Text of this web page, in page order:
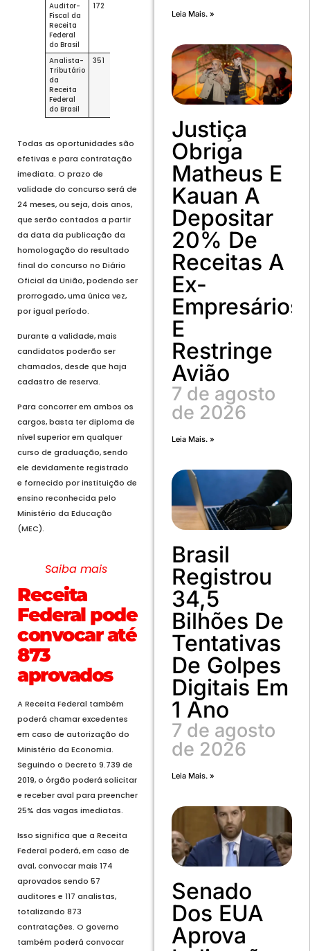
Auditor-
Fiscal da
Receita
Federal
do Brasil
172
Analista-
Tributário
da
Receita
Federal
do Brasil
351 94 469
Todas as oportunidades são
efetivas e para contratação
imediata. O prazo de
validade do concurso será de
24 meses, ou seja, dois anos,
que serão contados a partir
da data da publicação da
homologação do resultado
final do concurso no Diário
Oficial da União, podendo ser
prorrogado, uma única vez,
por igual período.
Durante a validade, mais
candidatos poderão ser
chamados, desde que haja
cadastro de reserva.
Para concorrer em ambos os
cargos, basta ter diploma de
nível superior em qualquer
curso de graduação, sendo
ele devidamente registrado
e fornecido por instituição de
ensino reconhecida pelo
Ministério da Educação
(MEC).
Saiba mais
Receita
Federal pode
convocar até
873
aprovados
A Receita Federal também
poderá chamar excedentes
em caso de autorização do
Ministério da Economia.
Seguindo o Decreto 9.739 de
2019, o órgão poderá solicitar
e receber aval para preencher
25% das vagas imediatas.
Isso significa que a Receita
Federal poderá, em caso de
aval, convocar mais 174
aprovados sendo 57
auditores e 117 analistas,
totalizando 873
contratações. O governo
também poderá convocar
Leia Mais. »
Justiça
Obriga
Matheus E
Kauan A
Depositar
20% De
Receitas A
Ex-
Empresários
E
Restringe
Avião
7 de agosto
de 2026
Leia Mais. »
Brasil
Registrou
34,5
Bilhões De
Tentativas
De Golpes
Digitais Em
1 Ano
7 de agosto
de 2026
Leia Mais. »
Senado
Dos EUA
Aprova